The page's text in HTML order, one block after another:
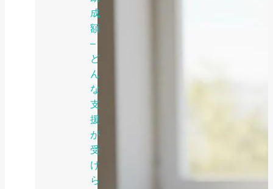
成
額
–
ど
ん
な
支
援
が
受
け
ら